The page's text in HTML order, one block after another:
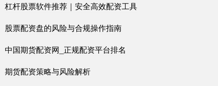
杠杆股票软件推荐｜安全高效配资工具
股票配资盘的风险与合规操作指南
中国期货配资网_正规配资平台排名
期货配资策略与风险解析